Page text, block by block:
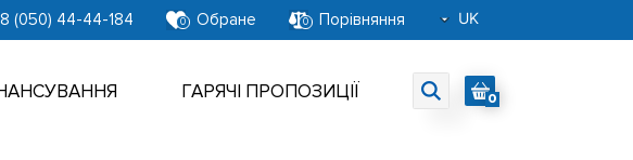
(050) 44-44-184 0 Обране 0 Порівняння
UK
RU
EN
ГАРЯЧІ ПРОПОЗИЦІЇ 0